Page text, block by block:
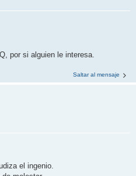
por si alguien le interesa.
Saltar al mensaje
el ingenio.